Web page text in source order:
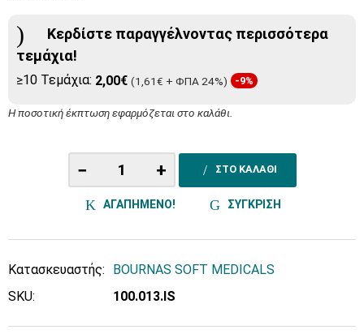
Κερδίστε παραγγέλνοντας περισσότερα
τεμάχια!
≥10 Τεμάχια: 2,00€ (1,61€ + ΦΠΑ 24%) -9%
Η ποσοτική έκπτωση εφαρμόζεται στο καλάθι.
− + ΣΤΟ ΚΑΛΑΘΙ
ΑΓΑΠΗΜΕΝΟ! ΣΥΓΚΡΙΣΗ
Κατασκευαστής:
BOURNAS SOFT MEDICALS
SKU:
100.013.IS